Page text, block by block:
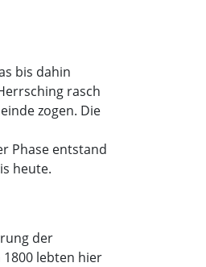
bis dahin
rasch
zogen. Die
Phase entstand
heute.
der
lebten hier